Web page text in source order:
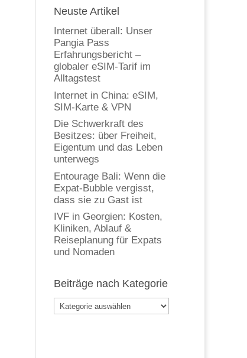
Neuste Artikel
Internet überall: Unser
Pangia Pass
Erfahrungsbericht –
globaler eSIM-Tarif im
Alltagstest
Internet in China: eSIM,
SIM-Karte & VPN
Die Schwerkraft des
Besitzes: über Freiheit,
Eigentum und das Leben
unterwegs
Entourage Bali: Wenn die
Expat-Bubble vergisst,
dass sie zu Gast ist
IVF in Georgien: Kosten,
Kliniken, Ablauf &
Reiseplanung für Expats
und Nomaden
Beiträge nach Kategorie
Beiträge
nach